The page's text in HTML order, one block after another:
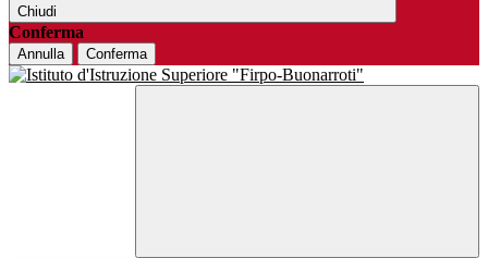
Chiudi
Conferma
Annulla Conferma